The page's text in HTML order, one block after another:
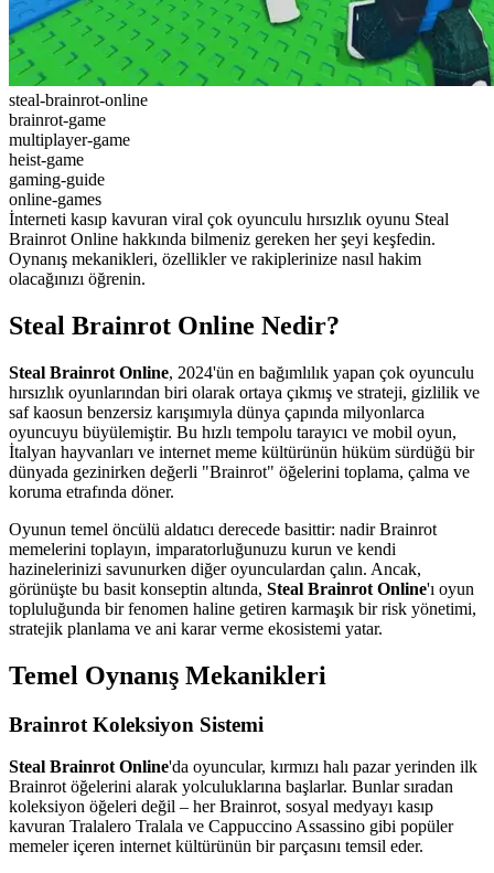
steal-brainrot-online
brainrot-game
multiplayer-game
heist-game
gaming-guide
online-games
İnterneti kasıp kavuran viral çok oyunculu hırsızlık oyunu Steal
Brainrot Online hakkında bilmeniz gereken her şeyi keşfedin.
Oynanış mekanikleri, özellikler ve rakiplerinize nasıl hakim
olacağınızı öğrenin.
Steal Brainrot Online Nedir?
Steal Brainrot Online, 2024'ün en bağımlılık yapan çok oyunculu
hırsızlık oyunlarından biri olarak ortaya çıkmış ve strateji, gizlilik ve
saf kaosun benzersiz karışımıyla dünya çapında milyonlarca
oyuncuyu büyülemiştir. Bu hızlı tempolu tarayıcı ve mobil oyun,
İtalyan hayvanları ve internet meme kültürünün hüküm sürdüğü bir
dünyada gezinirken değerli "Brainrot" öğelerini toplama, çalma ve
koruma etrafında döner.
Oyunun temel öncülü aldatıcı derecede basittir: nadir Brainrot
memelerini toplayın, imparatorluğunuzu kurun ve kendi
hazinelerinizi savunurken diğer oyunculardan çalın. Ancak,
görünüşte bu basit konseptin altında, Steal Brainrot Online'ı oyun
topluluğunda bir fenomen haline getiren karmaşık bir risk yönetimi,
stratejik planlama ve ani karar verme ekosistemi yatar.
Temel Oynanış Mekanikleri
Brainrot Koleksiyon Sistemi
Steal Brainrot Online'da oyuncular, kırmızı halı pazar yerinden ilk
Brainrot öğelerini alarak yolculuklarına başlarlar. Bunlar sıradan
koleksiyon öğeleri değil – her Brainrot, sosyal medyayı kasıp
kavuran Tralalero Tralala ve Cappuccino Assassino gibi popüler
memeler içeren internet kültürünün bir parçasını temsil eder.